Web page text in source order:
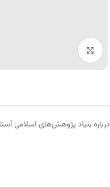
درباره بنیاد پژوهش‌های اسلامی